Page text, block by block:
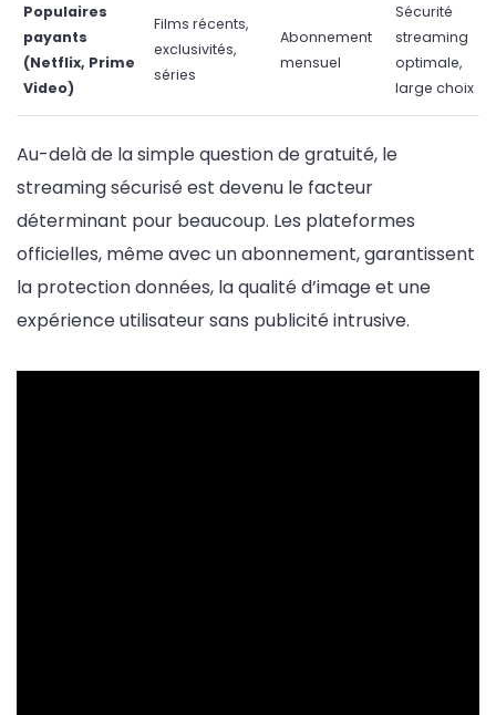
Populaires
payants
(Netflix, Prime
Video)
Films récents,
exclusivités,
séries
Abonnement
mensuel
Sécurité
streaming
optimale,
large choix
Au-delà de la simple question de gratuité, le
streaming sécurisé est devenu le facteur
déterminant pour beaucoup. Les plateformes
officielles, même avec un abonnement, garantissent
la protection données, la qualité d’image et une
expérience utilisateur sans publicité intrusive.